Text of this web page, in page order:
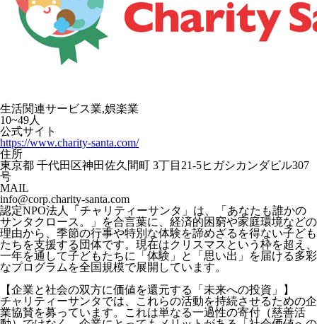
生活関連サービス業,娯楽業
10~49人
公式サイト
https://www.charity-santa.com/
住所
東京都 千代田区神田佐久間町 3丁目21-5ヒガシカンダビル307
号
MAIL
info@corp.charity-santa.com
認定NPO法人「チャリティーサンタ」は、「あなたも誰かの
サンタクロース。」を合言葉に、経済的困窮や家庭環境などの
理由から、季節の行事や特別な体験を諦めざるを得ない子ども
たちを支援する団体です。現在はクリスマスという枠を超え、
一年を通して子どもたちに「体験」と「思い出」を届ける多彩
なプログラムを全国規模で展開しています。
【企業と社会の双方に価値を還元する「未来への投資」】
チャリティーサンタでは、これらの活動を持続させるための企
業協賛を募っています。これは単なる一過性の寄付（慈善活